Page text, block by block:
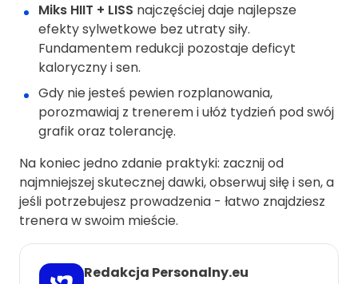
Miks HIIT + LISS najczęściej daje najlepsze
efekty sylwetkowe bez utraty siły.
Fundamentem redukcji pozostaje deficyt
kaloryczny i sen.
Gdy nie jesteś pewien rozplanowania,
porozmawiaj z trenerem i ułóż tydzień pod swój
grafik oraz tolerancję.
Na koniec jedno zdanie praktyki: zacznij od
najmniejszej skutecznej dawki, obserwuj siłę i sen, a
jeśli potrzebujesz prowadzenia - łatwo znajdziesz
trenera w swoim mieście.
Redakcja Personalny.eu